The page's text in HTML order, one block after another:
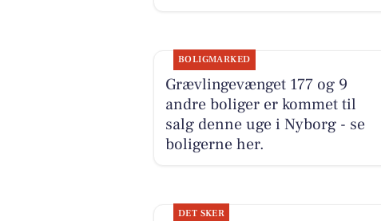
BOLIGMARKED
Grævlingevænget 177 og 9
andre boliger er kommet til
salg denne uge i Nyborg - se
boligerne her.
DET SKER